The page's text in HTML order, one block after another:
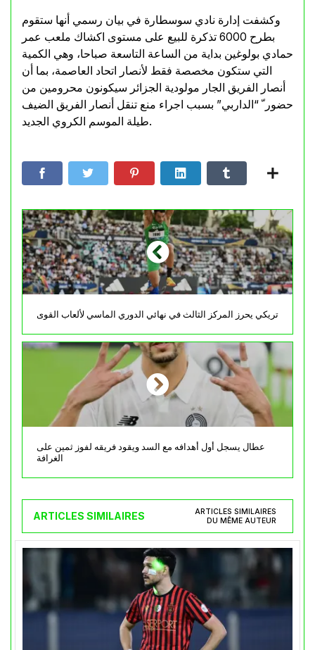
وكشفت إدارة نادي سوسطارة في بيان رسمي أنها ستقوم
بطرح 6000 تذكرة للبيع على مستوى اكشاك ملعب عمر
حمادي بولوغين بداية من الساعة التاسعة صباحا، وهي الكمية
التي ستكون مخصصة فقط لأنصار اتحاد العاصمة، بما أن
أنصار الفريق الجار مولودية الجزائر سيكونون محرومين من
حضور ّ “الداربي” بسبب اجراء منع تنقل أنصار الفريق الضيف
طيلة الموسم الكروي الجديد.
تريكي يحرز المركز الثالث في نهائي الدوري الماسي لألعاب القوى
عطال يسجل أول أهدافه مع السد ويقود فريقه لفوز ثمين على
الغرافة
ARTICLES SIMILAIRES
ARTICLES SIMILAIRES
DU MÊME AUTEUR